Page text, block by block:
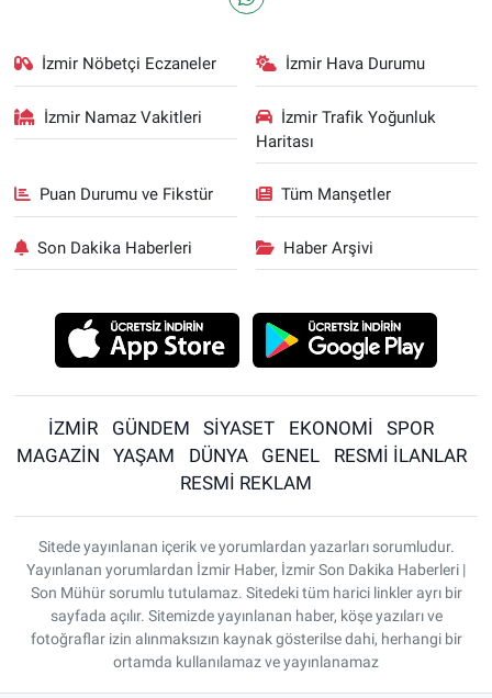
İzmir Nöbetçi Eczaneler İzmir Hava Durumu
İzmir Namaz Vakitleri
İzmir Trafik Yoğunluk
Haritası
Puan Durumu ve Fikstür Tüm Manşetler
Son Dakika Haberleri Haber Arşivi
İZMİR GÜNDEM SİYASET EKONOMİ
SPOR
MAGAZİN
YAŞAM DÜNYA GENEL
RESMİ İLANLAR
RESMİ REKLAM
Sitede yayınlanan içerik ve yorumlardan yazarları sorumludur.
Yayınlanan yorumlardan İzmir Haber, İzmir Son Dakika Haberleri |
Son Mühür sorumlu tutulamaz. Sitedeki tüm harici linkler ayrı bir
sayfada açılır. Sitemizde yayınlanan haber, köşe yazıları ve
fotoğraflar izin alınmaksızın kaynak gösterilse dahi, herhangi bir
ortamda kullanılamaz ve yayınlanamaz